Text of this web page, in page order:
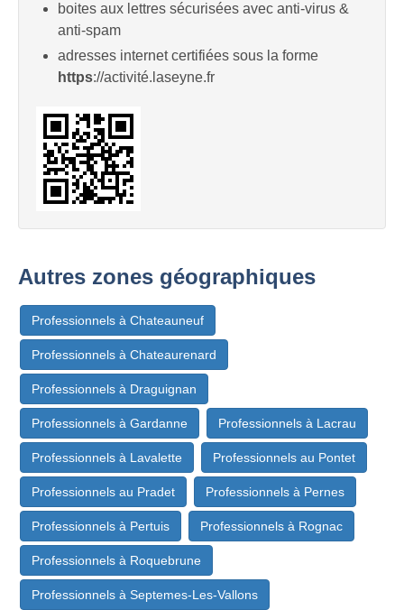
boites aux lettres sécurisées avec anti-virus &
anti-spam
adresses internet certifiées sous la forme
https://activité.laseyne.fr
Autres zones géographiques
Professionnels à Chateauneuf
Professionnels à Chateaurenard
Professionnels à Draguignan
Professionnels à Gardanne Professionnels à Lacrau
Professionnels à Lavalette Professionnels au Pontet
Professionnels au Pradet Professionnels à Pernes
Professionnels à Pertuis Professionnels à Rognac
Professionnels à Roquebrune
Professionnels à Septemes-Les-Vallons